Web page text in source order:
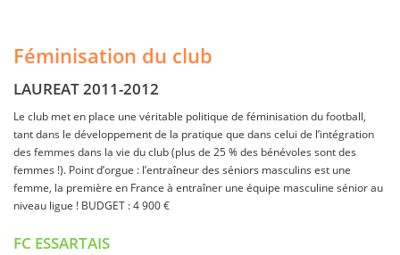
Féminisation du club
LAUREAT 2011-2012
Le club met en place une véritable politique de féminisation du football,
tant dans le développement de la pratique que dans celui de l’intégration
des femmes dans la vie du club (plus de 25 % des bénévoles sont des
femmes !). Point d’orgue : l’entraîneur des séniors masculins est une
femme, la première en France à entraîner une équipe masculine sénior au
niveau ligue ! BUDGET : 4 900 €
FC ESSARTAIS